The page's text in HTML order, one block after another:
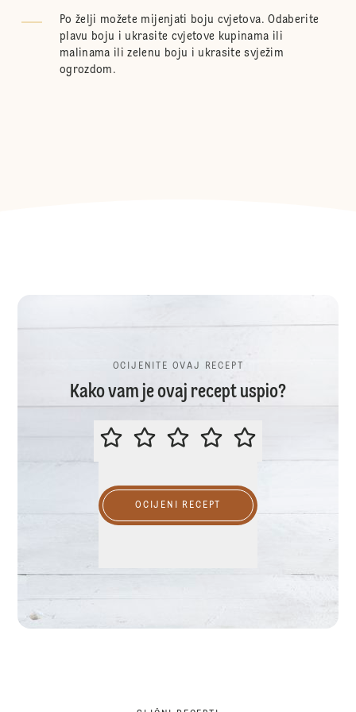
Po želji možete mijenjati boju cvjetova. Odaberite
plavu boju i ukrasite cvjetove kupinama ili
malinama ili zelenu boju i ukrasite svježim
ogrozdom.
OCIJENITE OVAJ RECEPT
Kako vam je ovaj recept uspio?
OCIJENITE OVAJ RECEPT
OCIJENI RECEPT